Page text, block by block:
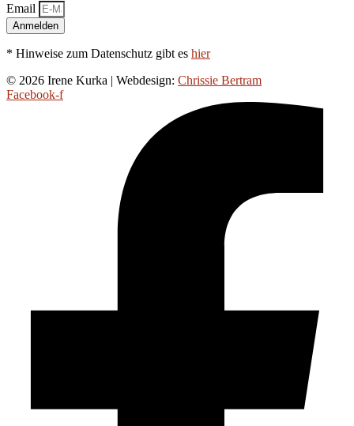
Email
Anmelden
* Hinweise zum Datenschutz gibt es hier
© 2026 Irene Kurka | Webdesign: Chrissie Bertram
Facebook-f